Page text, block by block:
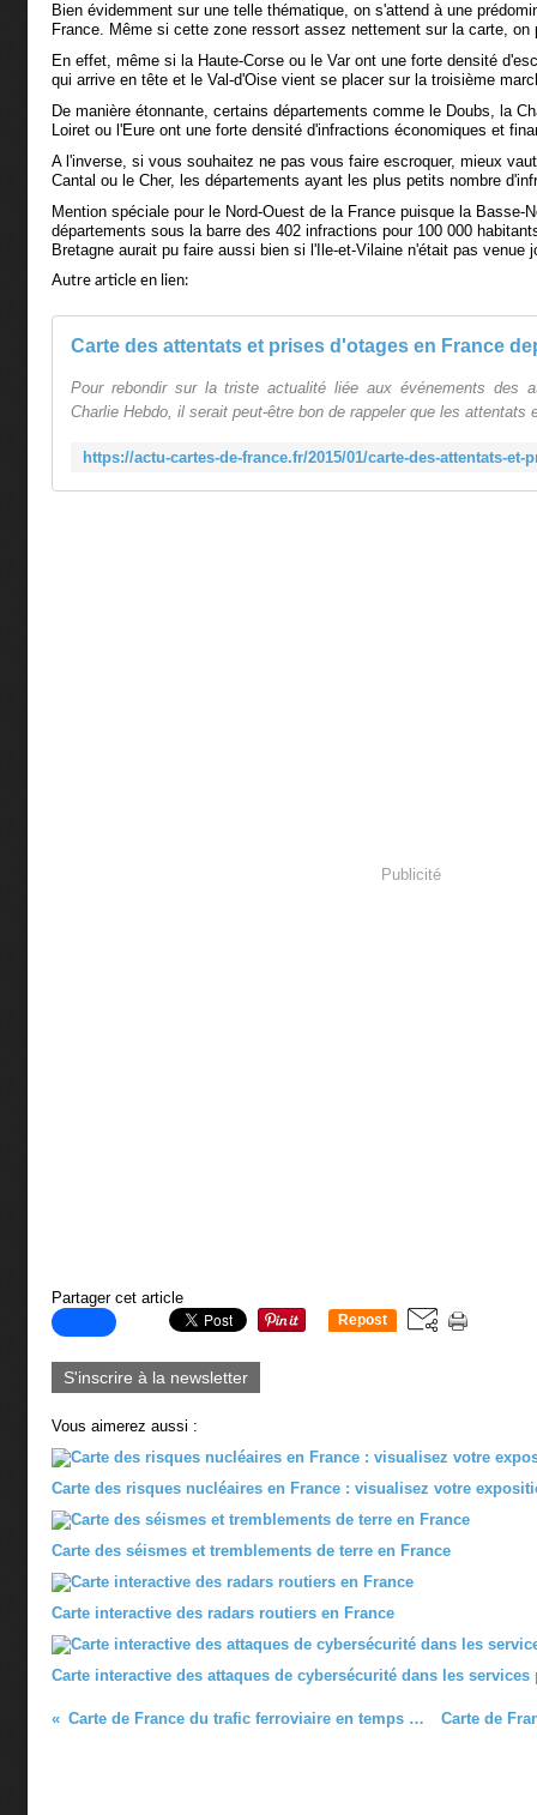
Bien évidemment sur une telle thématique, on s'attend à une
France. Même si cette zone ressort assez nettement sur la carte,
En effet, même si la Haute-Corse ou le Var ont une forte densité
qui arrive en tête et le Val-d'Oise vient se placer sur la troisième
De manière étonnante, certains départements comme le Doubs, la
Loiret ou l'Eure ont une forte densité d'infractions économiques et
A l'inverse, si vous souhaitez ne pas vous faire escroquer, mieux
Cantal ou le Cher, les départements ayant les plus petits nombre
Mention spéciale pour le Nord-Ouest de la France puisque la Basse-
départements sous la barre des 402 infractions pour 100 000
Bretagne aurait pu faire aussi bien si l'Ile-et-Vilaine n'était pas venue
Autre article en lien:
Pour rebondir sur la triste actualité liée aux événements des
Charlie Hebdo, il serait peut-être bon de rappeler que les attentats
Publicité
Partager cet article
Repost
S'inscrire à la newsletter
Vous aimerez aussi :
Carte des risques nucléaires en France : visualisez votre
Carte des séismes et tremblements de terre en France
Carte interactive des radars routiers en France
Carte interactive des attaques de cybersécurité dans les
Carte de France du trafic ferroviaire en temps réél